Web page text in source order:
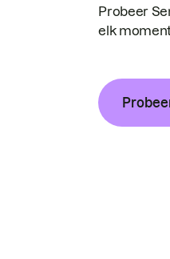
Probeer
elk